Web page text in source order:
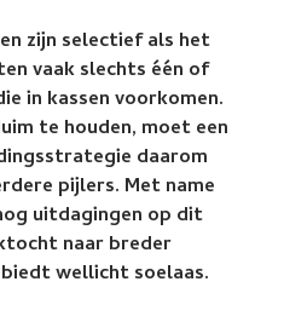
zijn selectief als het
vaak slechts één of
in kassen voorkomen.
te houden, moet een
daarom
pijlers. Met name
uitdagingen op dit
naar breder
wellicht soelaas.